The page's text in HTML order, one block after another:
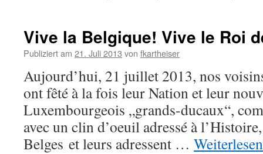
Vive la Belgique! Vive le Roi
Publiziert am 21. Juli 2013 von fkartheiser
Aujourd’hui, 21 juillet 2013, nos
ont fêté à la fois leur Nation et leur
Luxembourgeois „grands-ducaux“,
avec un clin d’oeuil adressé à
Belges et leurs adressent …